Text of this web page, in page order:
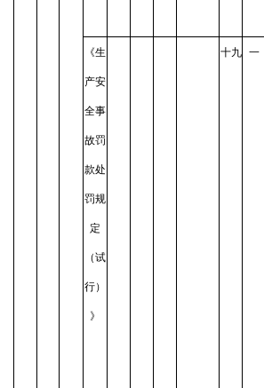
《生
产安
全事
故罚
款处
罚规
定
（试
行）
》
十九 一